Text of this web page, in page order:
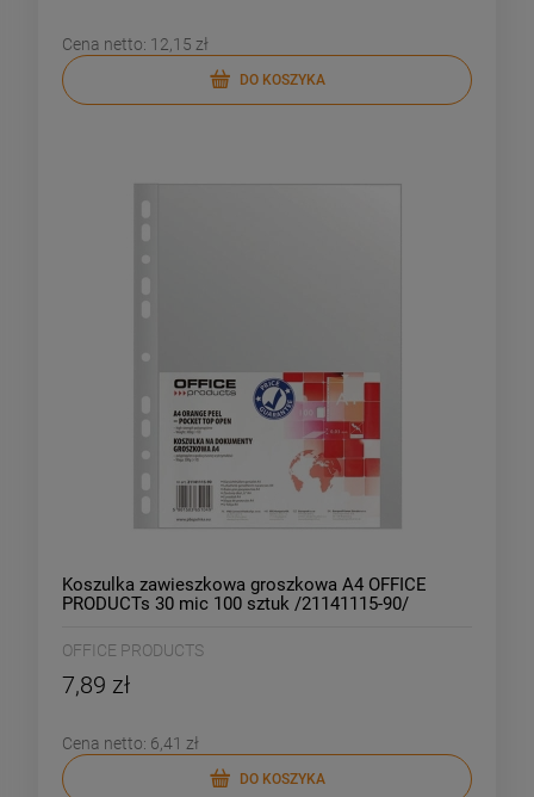
Cena netto: 12,15 zł
DO KOSZYKA
Koszulka zawieszkowa groszkowa A4 OFFICE
PRODUCTs 30 mic 100 sztuk /21141115-90/
OFFICE PRODUCTS
7,89 zł
Cena netto: 6,41 zł
DO KOSZYKA